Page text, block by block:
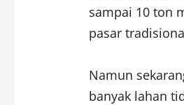
sampai 10 ton
pasar
Namun
banyak lahan